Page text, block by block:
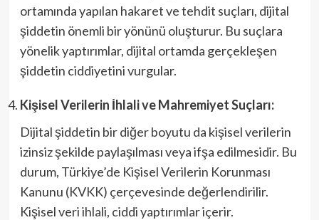
ortamında yapılan hakaret ve tehdit suçları, dijital
şiddetin önemli bir yönünü oluşturur. Bu suçlara
yönelik yaptırımlar, dijital ortamda gerçekleşen
şiddetin ciddiyetini vurgular.
Kişisel Verilerin İhlali ve Mahremiyet Suçları:
Dijital şiddetin bir diğer boyutu da kişisel verilerin
izinsiz şekilde paylaşılması veya ifşa edilmesidir. Bu
durum, Türkiye’de Kişisel Verilerin Korunması
Kanunu (KVKK) çerçevesinde değerlendirilir.
Kişisel veri ihlali, ciddi yaptırımlar içerir.